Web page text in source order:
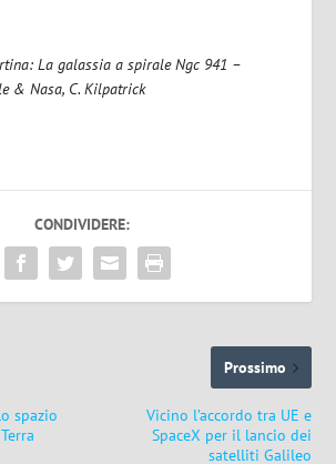
La galassia a spirale Ngc 941 –
& Nasa, C. Kilpatrick
CONDIVIDERE:
spazio
Prossimo
Vicino l’accordo tra UE e
SpaceX per il lancio dei
satelliti Galileo